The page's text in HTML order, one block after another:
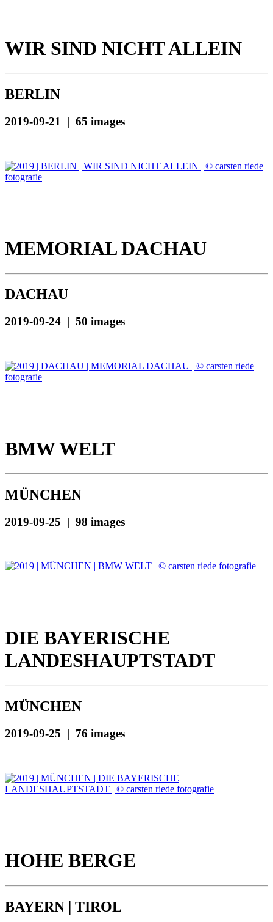
WIR SIND NICHT ALLEIN
BERLIN
2019-09-21 | 65 images
MEMORIAL DACHAU
DACHAU
2019-09-24 | 50 images
BMW WELT
MÜNCHEN
2019-09-25 | 98 images
DIE BAYERISCHE
LANDESHAUPTSTADT
MÜNCHEN
2019-09-25 | 76 images
HOHE BERGE
BAYERN | TIROL